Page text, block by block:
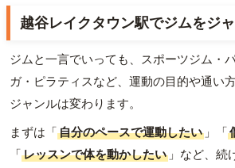
越谷レイクタウン駅でジムをジ
ジムと一言でいっても、スポーツジム・
ガ・ピラティスなど、運動の目的や通い
ジャンルは変わります。
まずは「自分のペースで運動したい 」「
「レッスンで体を動かしたい 」など、続